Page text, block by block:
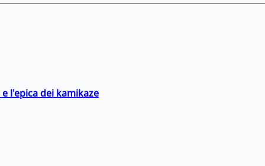
l'epica dei kamikaze